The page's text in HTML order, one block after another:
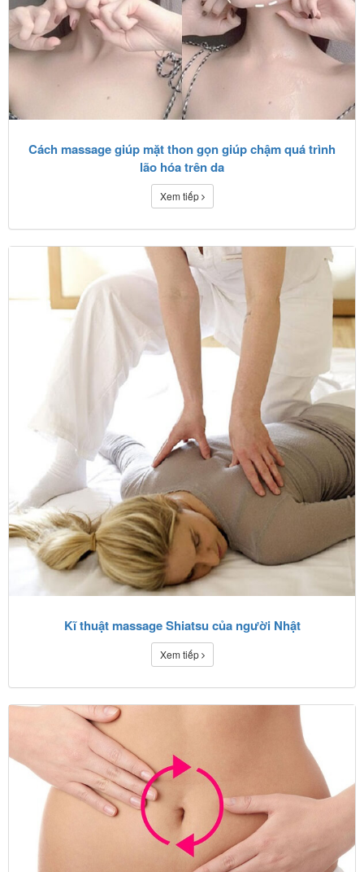
Cách massage giúp mặt thon gọn giúp chậm quá trình
lão hóa trên da
Xem tiếp
Kĩ thuật massage Shiatsu của người Nhật
Xem tiếp